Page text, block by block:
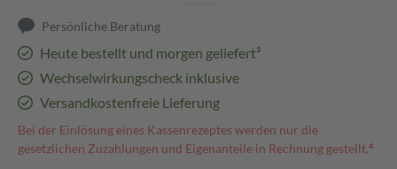
Persönliche Beratung
Heute bestellt und morgen geliefert³
Wechselwirkungscheck inklusive
Versandkostenfreie Lieferung
Bei der Einlösung eines Kassenrezeptes werden nur die
gesetzlichen Zuzahlungen und Eigenanteile in Rechnung gestellt.⁴